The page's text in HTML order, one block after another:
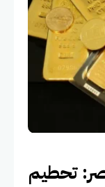
تحطيم